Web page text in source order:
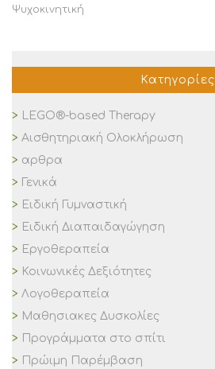
Ψυχοκινητική
Κατηγορίες
LEGO®-based Therapy
Αισθητηριακή Ολοκλήρωση
αρθρα
Γενικά
Ειδική Γυμναστική
Ειδική Διαπαιδαγώγηση
Εργοθεραπεία
Κοινωνικές Δεξιότητες
Λογοθεραπεία
Μαθησιακες Δυσκολίες
Προγράμματα στο σπίτι
Πρώιμη Παρέμβαση